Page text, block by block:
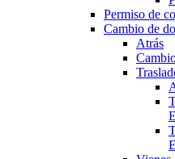
Permiso de
Cambio de
Atrás